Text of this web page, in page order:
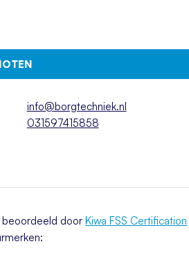
info@borgtechniek.nl
031597415858
beoordeeld doorKiwa FSS Certification